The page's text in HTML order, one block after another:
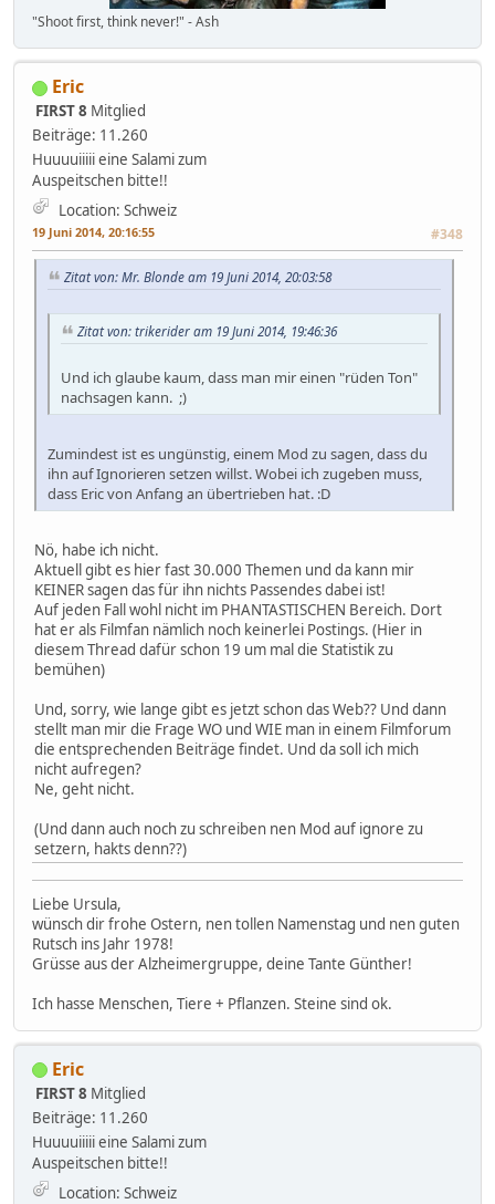
"Shoot first, think never!" - Ash
Eric
FIRST 8 Mitglied
Beiträge: 11.260
Huuuuiiiii eine Salami zum
Auspeitschen bitte!!
Location: Schweiz
19 Juni 2014, 20:16:55 #348
Zitat von: Mr. Blonde am 19 Juni 2014, 20:03:58
Zitat von: trikerider am 19 Juni 2014, 19:46:36
Und ich glaube kaum, dass man mir einen "rüden Ton"
nachsagen kann. ;)
Zumindest ist es ungünstig, einem Mod zu sagen, dass du
ihn auf Ignorieren setzen willst. Wobei ich zugeben muss,
dass Eric von Anfang an übertrieben hat. :D
Nö, habe ich nicht.
Aktuell gibt es hier fast 30.000 Themen und da kann mir
KEINER sagen das für ihn nichts Passendes dabei ist!
Auf jeden Fall wohl nicht im PHANTASTISCHEN Bereich. Dort
hat er als Filmfan nämlich noch keinerlei Postings. (Hier in
diesem Thread dafür schon 19 um mal die Statistik zu
bemühen)
Und, sorry, wie lange gibt es jetzt schon das Web?? Und dann
stellt man mir die Frage WO und WIE man in einem Filmforum
die entsprechenden Beiträge findet. Und da soll ich mich
nicht aufregen?
Ne, geht nicht.
(Und dann auch noch zu schreiben nen Mod auf ignore zu
setzern, hakts denn??)
Liebe Ursula,
wünsch dir frohe Ostern, nen tollen Namenstag und nen guten
Rutsch ins Jahr 1978!
Grüsse aus der Alzheimergruppe, deine Tante Günther!
Ich hasse Menschen, Tiere + Pflanzen. Steine sind ok.
Eric
FIRST 8 Mitglied
Beiträge: 11.260
Huuuuiiiii eine Salami zum
Auspeitschen bitte!!
Location: Schweiz